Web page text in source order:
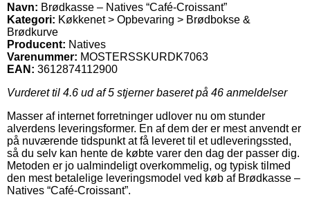
Navn: Brødkasse – Natives “Café-Croissant”
Kategori: Køkkenet > Opbevaring > Brødbokse &
Brødkurve
Producent: Natives
Varenummer: MOSTERSSKURDK7063
EAN: 3612874112900
Vurderet til 4.6 ud af 5 stjerner baseret på 46 anmeldelser
Masser af internet forretninger udlover nu om stunder
alverdens leveringsformer. En af dem der er mest anvendt er
på nuværende tidspunkt at få leveret til et udleveringssted,
så du selv kan hente de købte varer den dag der passer dig.
Metoden er jo ualmindeligt overkommelig, og typisk tilmed
den mest betalelige leveringsmodel ved køb af Brødkasse –
Natives “Café-Croissant”.